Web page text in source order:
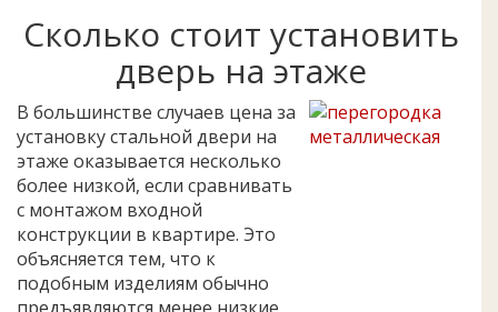
Сколько стоит установить
дверь на этаже
В большинстве случаев цена за
установку стальной двери на
этаже оказывается несколько
более низкой, если сравнивать
с монтажом входной
конструкции в квартире. Это
объясняется тем, что к
подобным изделиям обычно